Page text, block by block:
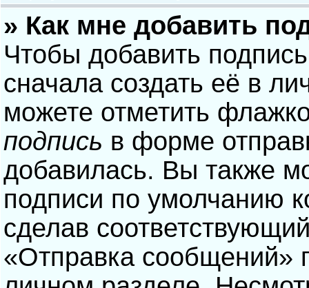
» Как мне добавить
Чтобы добавить
сначала создать её в
можете отметить
подпись в форме
добавилась. Вы также
подписи по умолчанию
сделав
«Отправка сообщений»